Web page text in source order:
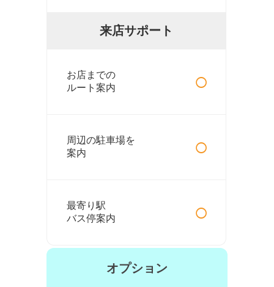
来店サポート
お店までの
ルート案内
○
周辺の駐車場を
案内
○
最寄り駅
バス停案内
○
オプション